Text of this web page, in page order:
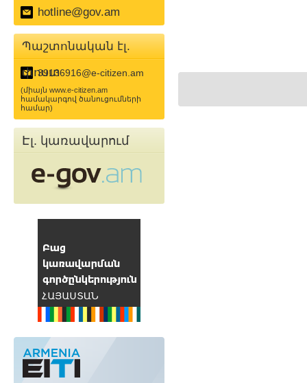
hotline@gov.am
Պաշտոնական էլ.
փոստ
39136916@e-citizen.am
(միայն www.e-citizen.am
համակարգով ծանուցումների
համար)
Էլ. կառավարում